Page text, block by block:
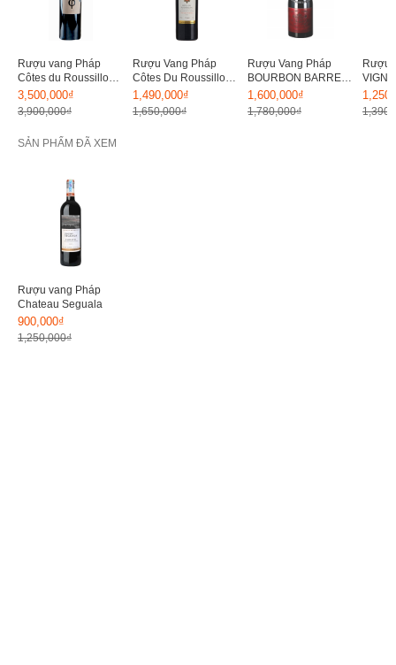
Rượu vang Pháp
Côtes du Roussillon
Chateau Rombeau
PHI 15%
3,500,000₫
3,900,000₫
Rượu Vang Pháp
Côtes Du Roussillon
Vieiles Vignes 15%
1,490,000₫
1,650,000₫
Rượu Vang Pháp
BOURBON BARREL
Cabernet Sauvignon
15%
1,600,000₫
1,780,000₫
Rượu
Con
SẢN PHẨM ĐÃ XEM
Rượu vang Pháp
Chateau Seguala
900,000₫
1,250,000₫